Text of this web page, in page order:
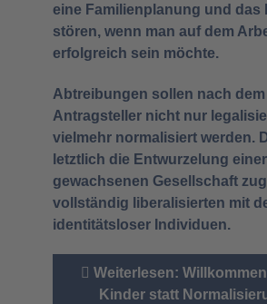
eine Familienplanung und das
stören, wenn man auf dem
erfolgreich sein möchte.
Abtreibungen sollen nach
Antragsteller nicht nur
vielmehr normalisiert werden.
letztlich die Entwurzelung einer
gewachsenen Gesellschaft
vollständig liberalisierten mit
identitätsloser Individuen.
Weiterlesen:
Kinder statt